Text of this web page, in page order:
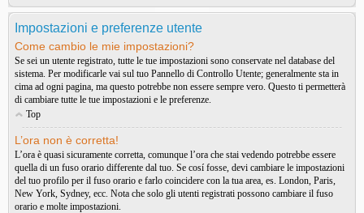
Impostazioni e preferenze utente
Come cambio le mie impostazioni?
Se sei un utente registrato, tutte le tue impostazioni sono conservate nel database del
sistema. Per modificarle vai sul tuo Pannello di Controllo Utente; generalmente sta in
cima ad ogni pagina, ma questo potrebbe non essere sempre vero. Questo ti permetterà
di cambiare tutte le tue impostazioni e le preferenze.
Top
L’ora non è corretta!
L’ora è quasi sicuramente corretta, comunque l’ora che stai vedendo potrebbe essere
quella di un fuso orario differente dal tuo. Se cosí fosse, devi cambiare le impostazioni
del tuo profilo per il fuso orario e farlo coincidere con la tua area, es. London, Paris,
New York, Sydney, ecc. Nota che solo gli utenti registrati possono cambiare il fuso
orario e molte impostazioni.